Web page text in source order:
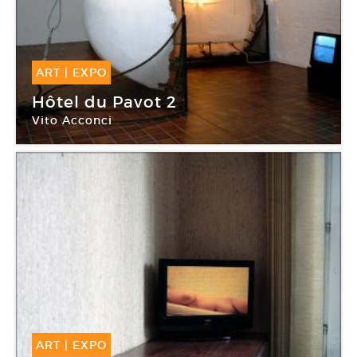
ART | EXPO
30 Sep -04 Fév 2018
Hôtel du Pavot 2
Vito Acconci
Le château, Rentilly
ART | EXPO